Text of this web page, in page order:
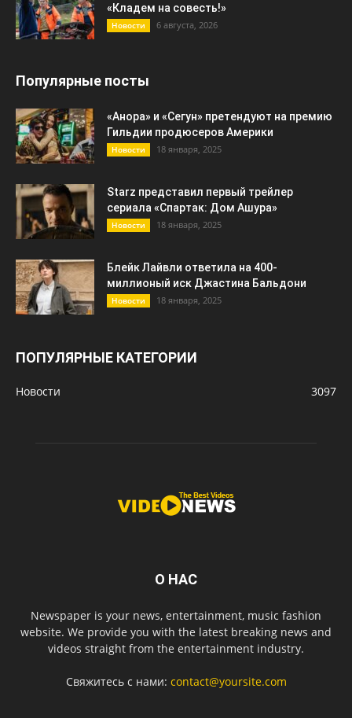
«Кладем на совесть!»
Новости 6 августа, 2026
Популярные посты
«Анора» и «Сегун» претендуют на премию
Гильдии продюсеров Америки
Новости 18 января, 2025
Starz представил первый трейлер
сериала «Спартак: Дом Ашура»
Новости 18 января, 2025
Блейк Лайвли ответила на 400-
миллионый иск Джастина Бальдони
Новости 18 января, 2025
ПОПУЛЯРНЫЕ КАТЕГОРИИ
Новости 3097
О НАС
Newspaper is your news, entertainment, music fashion
website. We provide you with the latest breaking news and
videos straight from the entertainment industry.
Свяжитесь с нами: contact@yoursite.com